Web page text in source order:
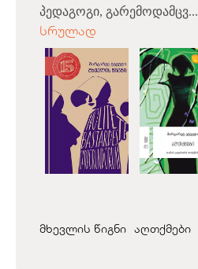
პედაგოგი, გარემოდამცვ...
სრულად
მხევლის წიგნი აღთქმები